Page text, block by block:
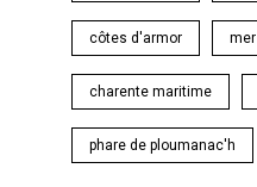
côtes d'armor mer
charente maritime
phare de ploumanac'h